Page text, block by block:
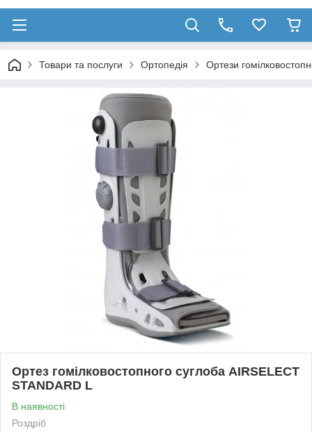
Товари та послуги Ортопедія Ортези
Ортез гомілковостопного суглоба AIRSELECT
STANDARD L
В наявності
Роздріб